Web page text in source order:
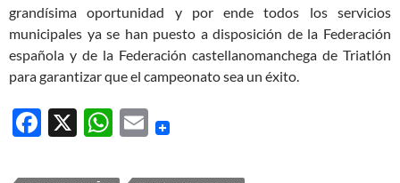
grandísima oportunidad y por ende todos los servicios
municipales ya se han puesto a disposición de la Federación
española y de la Federación castellanomanchega de Triatlón
para garantizar que el campeonato sea un éxito.
F
X
W E